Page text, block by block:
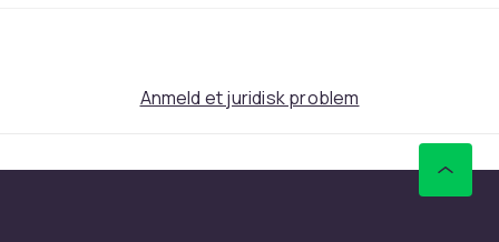
--Den nye generation af KuKirin M4 Max elektriske
scootere fortsætter de klassiske gener fra M4/M4
Anmeld et juridisk problem